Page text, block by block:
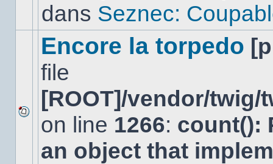
dansdans Seznec:
Aucun
nouveau
message
non-
Encore la torpedo
file
[ROOT]/vendor/
on line 1266: count():
an object that